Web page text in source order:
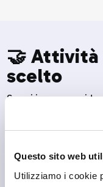
Questo sito web
Utilizziamo i cookie
🤝 Attività
scelto
Se sei in zona, qui